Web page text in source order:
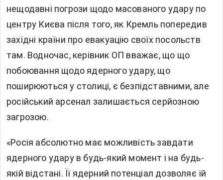
нещодавні погрози щодо масованого удару по
центру Києва після того, як Кремль попередив
західні країни про евакуацію своїх посольств
там. Водночас, керівник ОП вважає, що що
побоювання щодо ядерного удару, що
поширюються у столиці, є безпідставними, але
російський арсенал залишається серйозною
загрозою.
«Росія абсолютно має можливість завдати
ядерного удару в будь-який момент і на будь-
якій відстані. Її ядерний потенціал дозволяє їй